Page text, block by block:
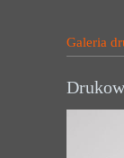
Galeria